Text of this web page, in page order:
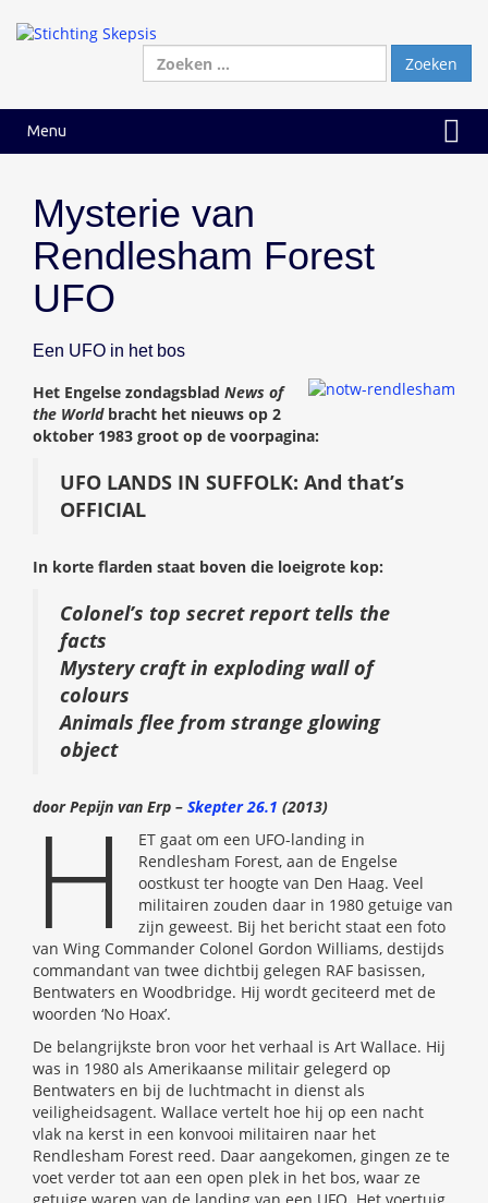
naar
naar
Zoeken
naar:
Menu
Mysterie van
Rendlesham Forest
UFO
Een UFO in het bos
Het Engelse zondagsblad News of
the Worldbracht het nieuws op 2
oktober 1983 groot op de voorpagina:
UFO LANDS IN SUFFOLK: And that’s
OFFICIAL
In korte flarden staat boven die loeigrote kop:
Colonel’s top secret report tells the
facts
Mystery craft in exploding wall of
colours
Animals flee from strange glowing
object
door Pepijn van Erp – Skepter 26.1 (2013)
H
ET gaat om een UFO-landing in
Rendlesham Forest, aan de Engelse
oostkust ter hoogte van Den Haag. Veel
militairen zouden daar in 1980 getuige van
zijn geweest. Bij het bericht staat een foto
van Wing Commander Colonel Gordon Williams, destijds
commandant van twee dichtbij gelegen RAF basissen,
Bentwaters en Woodbridge. Hij wordt geciteerd met de
woorden ‘No Hoax’.
De belangrijkste bron voor het verhaal is Art Wallace. Hij
was in 1980 als Amerikaanse militair gelegerd op
Bentwaters en bij de luchtmacht in dienst als
veiligheidsagent. Wallace vertelt hoe hij op een nacht
vlak na kerst in een konvooi militairen naar het
Rendlesham Forest reed. Daar aangekomen, gingen ze te
voet verder tot aan een open plek in het bos, waar ze